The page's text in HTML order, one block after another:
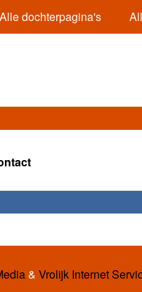
Alle dochterpagina's
& Vrolijk Internet